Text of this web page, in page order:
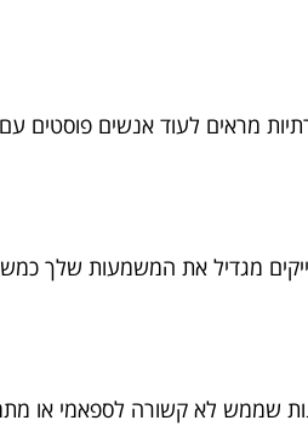
מראים לעוד אנשים פוסטים
מגדיל את המשמעות שלך
שממש לא קשורה לספאמי או